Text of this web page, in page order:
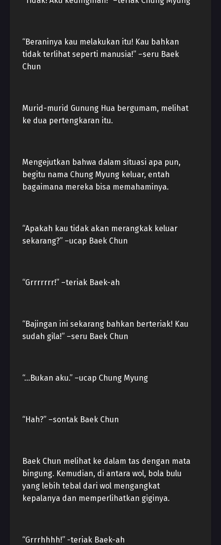
“Beraninya kau melakukan itu! Kau bahkan
tidak terlihat seperti manusia!” –seru Baek
Chun
Murid-murid Gunung Hua bergumam, melihat
ke dua pertengkaran itu.
Mengejutkan bahwa dalam situasi apa pun,
begitu nama Chung Myung keluar, entah
bagaimana mereka bisa memahaminya.
“Apakah kau tidak akan merangkak keluar
sekarang?” –ucap Baek Chun
“Grrrrrrr!” –teriak Baek-ah
“Bajingan ini sekarang bahkan berteriak! Kau
sudah gila!” –seru Baek Chun
“…Bukan aku.” –ucap Chung Myung
“Hah?” –sontak Baek Chun
Baek Chun melihat ke dalam tas dengan mata
bingung. Kemudian, di antara wol, bola bulu
yang lebih tebal dari wol mengangkat
kepalanya dan memperlihatkan giginya.
“Grrrhhhh!” -teriak Baek-ah